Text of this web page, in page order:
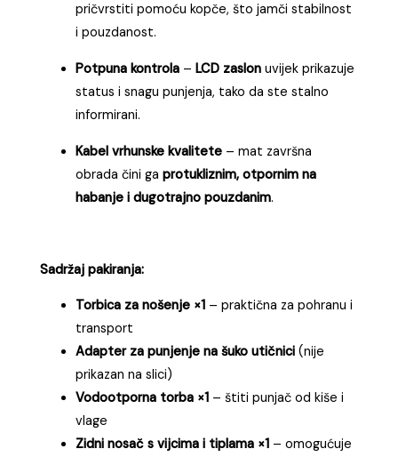
pričvrstiti pomoću kopče, što jamči stabilnost
i pouzdanost.
Potpuna kontrola –LCD zaslon uvijek prikazuje
status i snagu punjenja, tako da ste stalno
informirani.
Kabel vrhunske kvalitete – mat završna
obrada čini gaprotukliznim, otpornim na
habanje i dugotrajno pouzdanim.
Sadržaj pakiranja:
Torbica za nošenje ×1 – praktična za pohranu i
transport
Adapter za punjenje na šuko utičnici (nije
prikazan na slici)
Vodootporna torba ×1 – štiti punjač od kiše i
vlage
Zidni nosač s vijcima i tiplama ×1 – omogućuje